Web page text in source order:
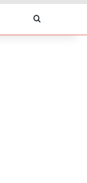
Arama yap